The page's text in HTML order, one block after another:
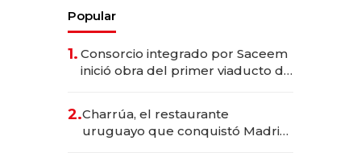
Popular
1. Consorcio integrado por Saceem
inició obra del primer viaducto de
millones
2.Charrúa, el restaurante
uruguayo que conquistó Madrid: